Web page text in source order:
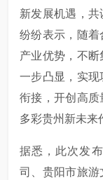
新发展机遇，
纷纷表示，随
产业优势，不
一步凸显，实
衔接，开创高
多彩贵州新未来
据悉，此次发
司、贵阳市旅